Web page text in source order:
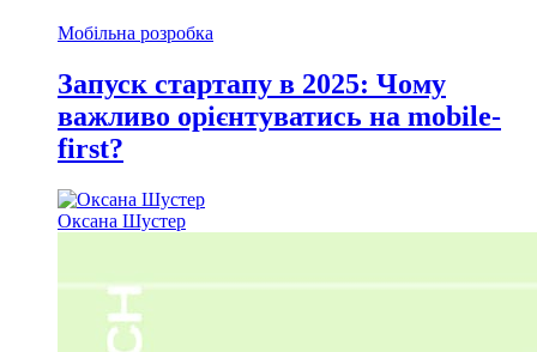
Мобільна розробка
Запуск стартапу в 2025: Чому
важливо орієнтуватись на mobile-
first?
Оксана Шустер